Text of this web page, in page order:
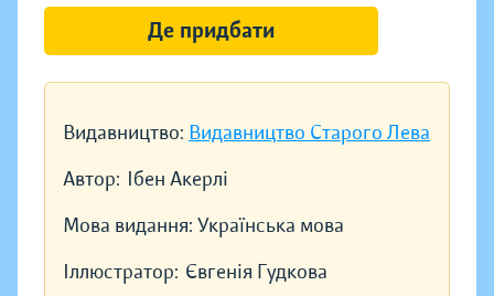
Видавництво: Видавництво Старого Лева
Автор: Ібен Акерлі
Мова видання: Українська мова
Іллюстратор: Євгенія Гудкова
Де придбати